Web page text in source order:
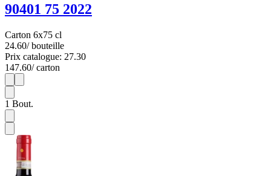
90401 75 2022
Carton 6x75 cl
24.60/ bouteille
Prix catalogue: 27.30
147.60/ carton
1
1 Bout.